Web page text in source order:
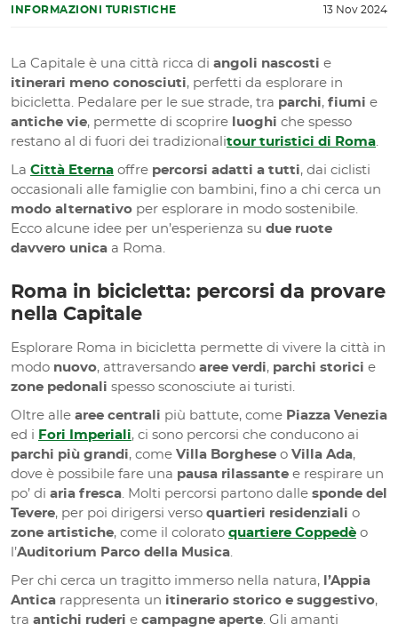
INFORMAZIONI TURISTICHE 13 Nov 2024
La Capitale è una città ricca di angoli nascosti e
itinerari meno conosciuti, perfetti da esplorare in
bicicletta. Pedalare per le sue strade, tra parchi, fiumi e
antiche vie, permette di scoprire luoghi che spesso
restano al di fuori dei tradizionalitour turistici di Roma.
La Città Eterna offre percorsi adatti a tutti, dai ciclisti
occasionali alle famiglie con bambini, fino a chi cerca un
modo alternativo per esplorare in modo sostenibile.
Ecco alcune idee per un’esperienza su due ruote
davvero unica a Roma.
Roma in bicicletta: percorsi da provare
nella Capitale
Esplorare Roma in bicicletta permette di vivere la città in
modo nuovo, attraversando aree verdi, parchi storici e
zone pedonali spesso sconosciute ai turisti.
Oltre alle aree centrali più battute, come Piazza Venezia
ed i Fori Imperiali, ci sono percorsi che conducono ai
parchi più grandi, come Villa Borghese o Villa Ada,
dove è possibile fare una pausa rilassante e respirare un
po’ di aria fresca. Molti percorsi partono dalle sponde del
Tevere, per poi dirigersi verso quartieri residenziali o
zone artistiche, come il colorato quartiere Coppedè o
l’Auditorium Parco della Musica.
Per chi cerca un tragitto immerso nella natura, l’Appia
Antica rappresenta un itinerario storico e suggestivo,
tra antichi ruderi e campagne aperte. Gli amanti